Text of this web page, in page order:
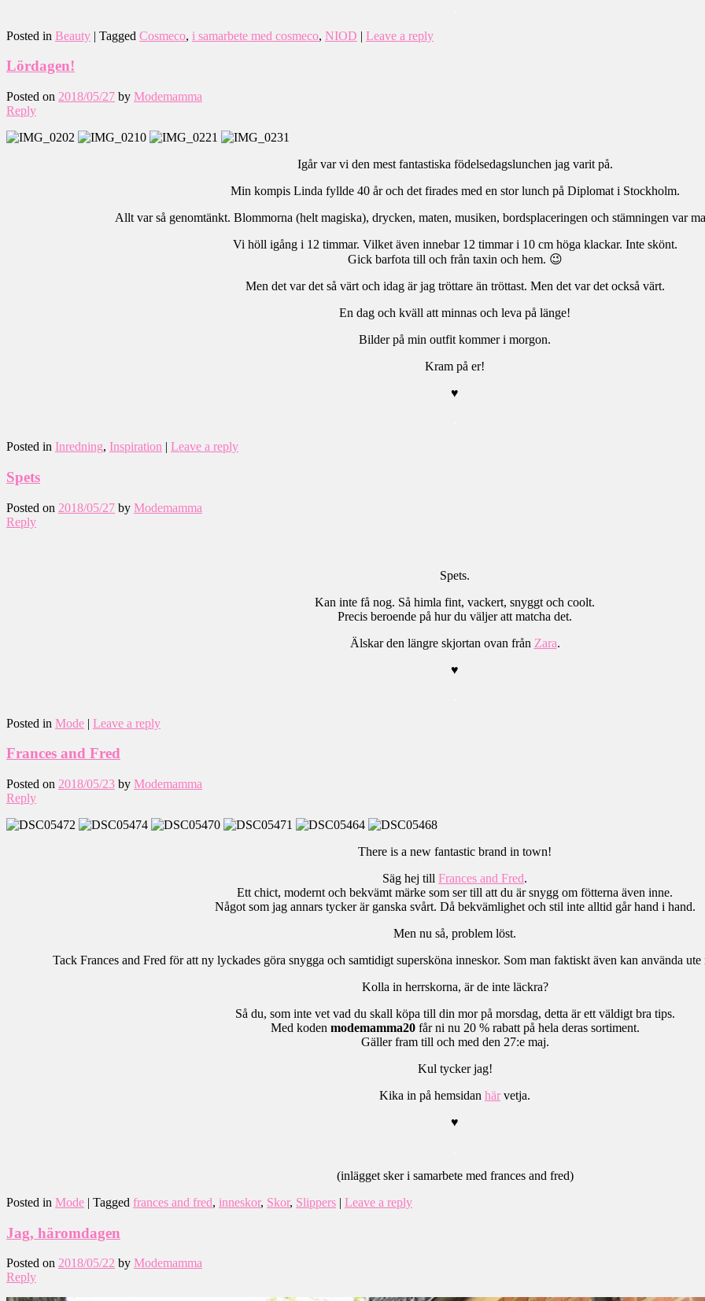
Posted in Beauty | Tagged Cosmeco, i samarbete med cosmeco, NIOD | Leave a reply
Lördagen!
Posted on 2018/05/27 by Modemamma
Reply
Igår var vi den mest fantastiska födelsedagslunchen jag varit på.
Min kompis Linda fyllde 40 år och det firades med en stor lunch på Diplomat i Stockholm.
Allt var så genomtänkt. Blommorna (helt magiska), drycken, maten, musiken, bordsplaceringen och stämningen var
Vi höll igång i 12 timmar. Vilket även innebar 12 timmar i 10 cm höga klackar. Inte skönt.
Gick barfota till och från taxin och hem. 😉
Men det var det så värt och idag är jag tröttare än tröttast. Men det var det också värt.
En dag och kväll att minnas och leva på länge!
Bilder på min outfit kommer i morgon.
Kram på er!
♥
Posted in Inredning, Inspiration | Leave a reply
Spets
Posted on 2018/05/27 by Modemamma
Reply
Spets.
Kan inte få nog. Så himla fint, vackert, snyggt och coolt.
Precis beroende på hur du väljer att matcha det.
Älskar den längre skjortan ovan från Zara.
♥
Posted in Mode | Leave a reply
Frances and Fred
Posted on 2018/05/23 by Modemamma
Reply
There is a new fantastic brand in town!
Säg hej till Frances and Fred.
Ett chict, modernt och bekvämt märke som ser till att du är snygg om fötterna även inne.
Något som jag annars tycker är ganska svårt. Då bekvämlighet och stil inte alltid går hand i hand.
Men nu så, problem löst.
Tack Frances and Fred för att ny lyckades göra snygga och samtidigt supersköna inneskor. Som man faktiskt även kan använda
Kolla in herrskorna, är de inte läckra?
Så du, som inte vet vad du skall köpa till din mor på morsdag, detta är ett väldigt bra tips.
Med koden modemamma20får ni nu 20 % rabatt på hela deras sortiment.
Gäller fram till och med den 27:e maj.
Kul tycker jag!
Kika in på hemsidan här vetja.
♥
(inlägget sker i samarbete med frances and fred)
Posted in Mode | Tagged frances and fred, inneskor, Skor, Slippers | Leave a reply
Jag, häromdagen
Posted on 2018/05/22 by Modemamma
Reply